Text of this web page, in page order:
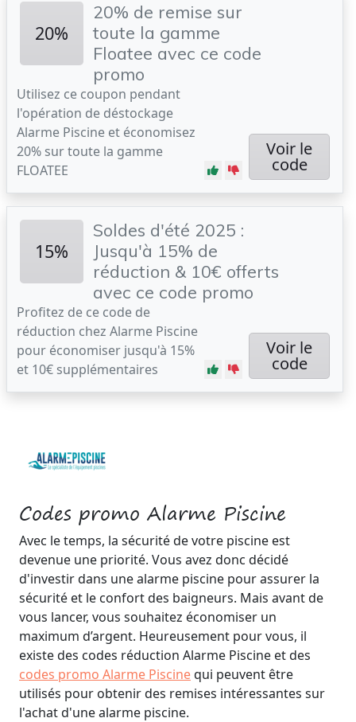
Codes promo Alarme Piscine
Avec le temps, la sécurité de votre piscine est
devenue une priorité. Vous avez donc décidé
d'investir dans une alarme piscine pour assurer la
sécurité et le confort des baigneurs. Mais avant de
vous lancer, vous souhaitez économiser un
maximum d’argent. Heureusement pour vous, il
existe des codes réduction Alarme Piscine et des
codes promo Alarme Piscinequi peuvent être
utilisés pour obtenir des remises intéressantes sur
l'achat d'une alarme piscine.
20%
20% de remise sur
toute la gamme
Floatee avec ce code
promo
Utilisez ce coupon pendant
l'opération de déstockage
Alarme Piscine et économisez
20% sur toute la gamme
FLOATEE
Voir le
code
15%
Soldes d'été 2025 :
Jusqu'à 15% de
réduction & 10€ offerts
avec ce code promo
Profitez de ce code de
réduction chez Alarme Piscine
pour économiser jusqu'à 15%
et 10€ supplémentaires
Voir le
code